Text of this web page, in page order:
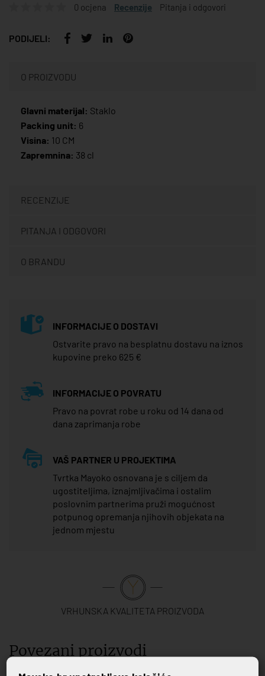
0 ocjena Recenzije Pitanja i odgovori
PODIJELI:
O PROIZVODU
Glavni materijal: Staklo
Packing unit: 6
Visina: 10 CM
Zapremnina: 38 cl
RECENZIJE
PITANJA I ODGOVORI
O BRANDU
INFORMACIJE O DOSTAVI
Ostvarite pravo na besplatnu dostavu na iznos
kupovine preko 625 €
INFORMACIJE O POVRATU
Pravo na povrat robe u roku od 14 dana od
dana zaprimanja robe
VAŠ PARTNER U PROJEKTIMA
Tvrtka Mayoko osnovana je s ciljem da
ugostiteljima, iznajmljivačima i ostalim
poslovnim partnerima pruži mogućnost
potpunog opremanja njihovih objekata na
jednom mjestu
VRHUNSKA KVALITETA PROIZVODA
Povezani proizvodi